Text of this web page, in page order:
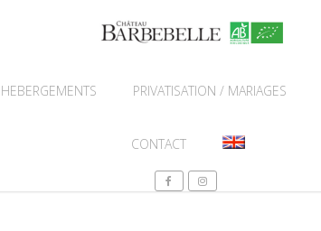
HEBERGEMENTS PRIVATISATION / MARIAGES
CONTACT